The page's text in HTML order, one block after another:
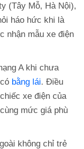
(Tây Mỗ, Hà Nội),
háo hức khi là
nhận mẫu xe điện
A khi chưa
bằng lái. Điều
xe điện của
mức giá phù
không chỉ trẻ